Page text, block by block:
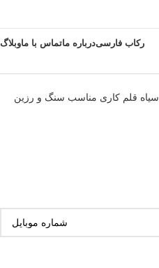
رکاب فارسیدرباره ماتماس با ماوبلاگ